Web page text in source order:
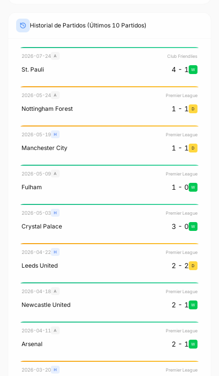
Historial de Partidos (Últimos 10 Partidos)
2026-07-24 A Club Friendlies
St. Pauli 4 - 1 W
2026-05-24 A Premier League
Nottingham Forest 1 - 1 D
2026-05-19 H Premier League
Manchester City 1 - 1 D
2026-05-09 A Premier League
Fulham 1 - 0 W
2026-05-03 H Premier League
Crystal Palace 3 - 0 W
2026-04-22 H Premier League
Leeds United 2 - 2 D
2026-04-18 A Premier League
Newcastle United 2 - 1 W
2026-04-11 A Premier League
Arsenal 2 - 1 W
2026-03-20 H Premier League